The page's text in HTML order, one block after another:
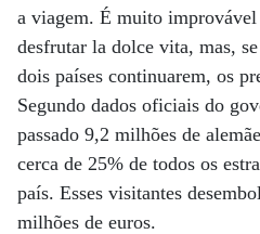
a viagem. É muito improvável
desfrutar la dolce vita, mas,
dois países continuarem, os
Segundo dados oficiais do
passado 9,2 milhões de
cerca de 25% de todos os
país. Esses visitantes
milhões de euros.